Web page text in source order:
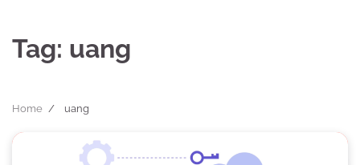
Tag: uang
Home uang